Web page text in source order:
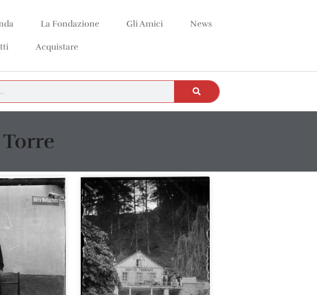
La Fondazione Gli Amici News
Acquistare